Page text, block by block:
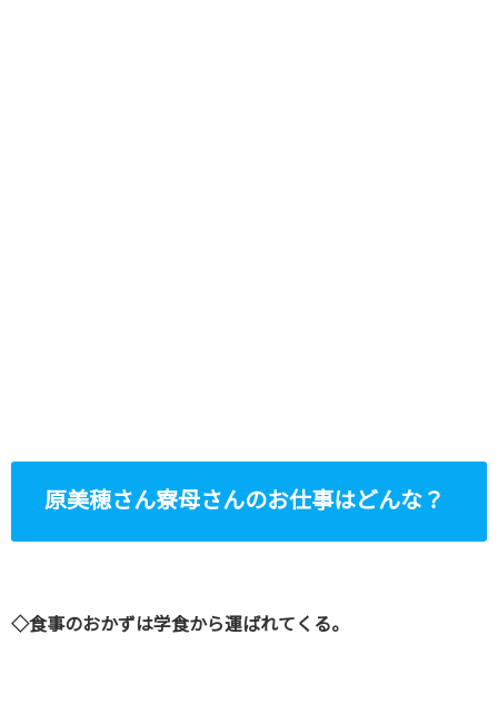
原美穂さん寮母さんのお仕事はどんな？
◇食事のおかずは学食から運ばれてくる。